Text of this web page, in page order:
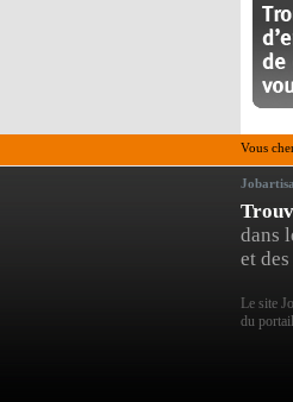
Vous
dans
et
Le site
du